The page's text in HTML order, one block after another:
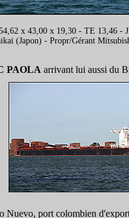
x 43,00 x 19,30 - TE 13,46
(Japon) - Propr/Gérant
PAOLA arrivant lui aussi du
Nuevo, port colombien